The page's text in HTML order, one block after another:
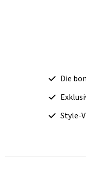
Die
Style-